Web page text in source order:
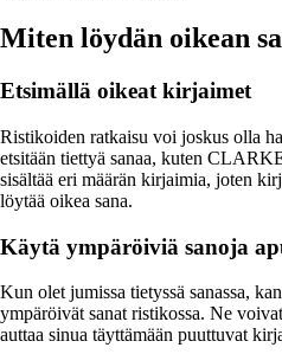
Miten löydän oikean
Etsimällä oikeat kirjaimet
Ristikoiden ratkaisu voi joskus olla
etsitään tiettyä sanaa, kuten
sisältää eri määrän kirjaimia, joten
löytää oikea sana.
Käytä ympäröiviä sanoja
Kun olet jumissa tietyssä sanassa,
ympäröivät sanat ristikossa. Ne
auttaa sinua täyttämään puuttuvat